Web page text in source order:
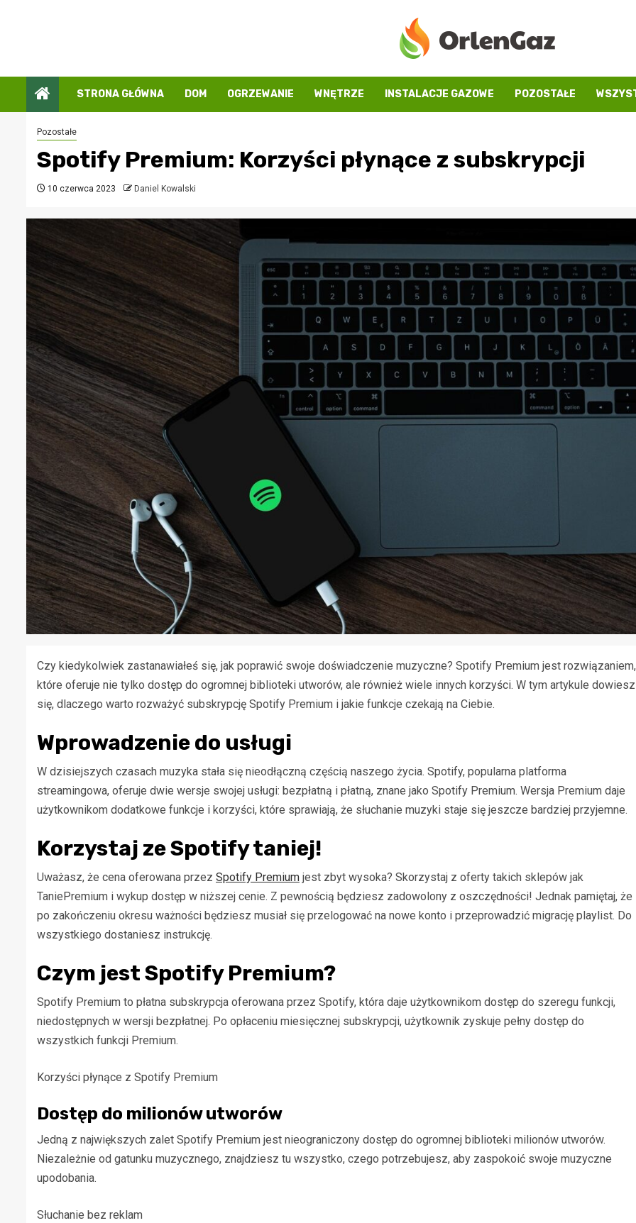
STRONA GŁÓWNA DOM OGRZEWANIE WNĘTRZE INSTALACJE GAZOWE POZOSTAŁE
Pozostałe
Spotify Premium: Korzyści płynące z subskrypcji
10 czerwca 2023 Daniel Kowalski
Czy kiedykolwiek zastanawiałeś się, jak poprawić swoje doświadczenie muzyczne? Spotify Premium jest rozwiązaniem,
które oferuje nie tylko dostęp do ogromnej biblioteki utworów, ale również wiele innych korzyści. W tym artykule dowiesz
się, dlaczego warto rozważyć subskrypcję Spotify Premium i jakie funkcje czekają na Ciebie.
Wprowadzenie do usługi
W dzisiejszych czasach muzyka stała się nieodłączną częścią naszego życia. Spotify, popularna platforma
streamingowa, oferuje dwie wersje swojej usługi: bezpłatną i płatną, znane jako Spotify Premium. Wersja Premium daje
użytkownikom dodatkowe funkcje i korzyści, które sprawiają, że słuchanie muzyki staje się jeszcze bardziej przyjemne.
Korzystaj ze Spotify taniej!
Uważasz, że cena oferowana przez Spotify Premium jest zbyt wysoka? Skorzystaj z oferty takich sklepów jak
TaniePremium i wykup dostęp w niższej cenie. Z pewnością będziesz zadowolony z oszczędności! Jednak pamiętaj, że
po zakończeniu okresu ważności będziesz musiał się przelogować na nowe konto i przeprowadzić migrację playlist. Do
wszystkiego dostaniesz instrukcję.
Czym jest Spotify Premium?
Spotify Premium to płatna subskrypcja oferowana przez Spotify, która daje użytkownikom dostęp do szeregu funkcji,
niedostępnych w wersji bezpłatnej. Po opłaceniu miesięcznej subskrypcji, użytkownik zyskuje pełny dostęp do
wszystkich funkcji Premium.
Korzyści płynące z Spotify Premium
Dostęp do milionów utworów
Jedną z największych zalet Spotify Premium jest nieograniczony dostęp do ogromnej biblioteki milionów utworów.
Niezależnie od gatunku muzycznego, znajdziesz tu wszystko, czego potrzebujesz, aby zaspokoić swoje muzyczne
upodobania.
Słuchanie bez reklam